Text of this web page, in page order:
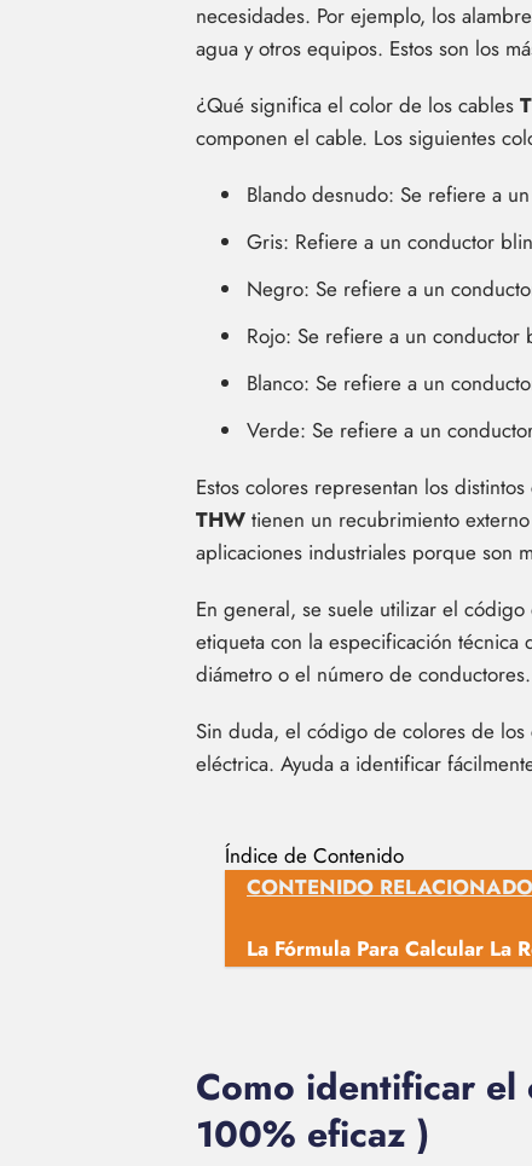
necesidades. Por ejemplo, los
agua y otros equipos. Estos son los
¿Qué significa el color de los cables
componen el cable. Los siguientes
Blando desnudo: Se refiere a
Gris: Refiere a un conductor
Negro: Se refiere a un
Rojo: Se refiere a un
Blanco: Se refiere a un
Verde: Se refiere a un
Estos colores representan los
THW tienen un recubrimiento
aplicaciones industriales porque son
En general, se suele utilizar el
etiqueta con la especificación técnica
diámetro o el número de
Sin duda, el código de colores de los
eléctrica. Ayuda a identificar
Índice de Contenido
CONTENIDO RELACIONADO
La Fórmula Para Calcular La
Como identificar el
100% eficaz )